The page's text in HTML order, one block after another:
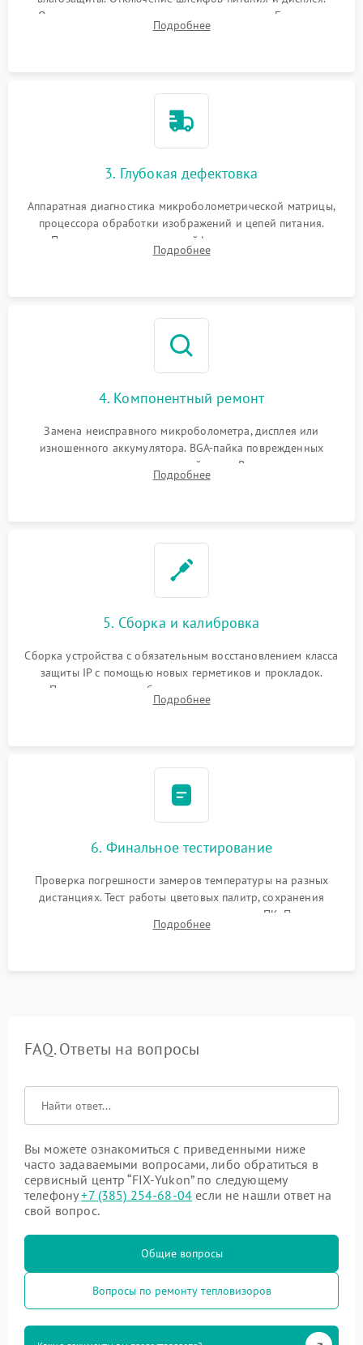
Очистка внутренних плат от окислов и пыли. Бережная
обработка германиевого объектива специализированными
Подробнее
3. Глубокая дефектовка
Аппаратная диагностика микроболометрической матрицы,
процессора обработки изображений и цепей питания.
Проверка целостности шлейфов, модуля памяти и
интерфейсов связи. Выявление сгоревших SMD-компонентов
Подробнее
4. Компонентный ремонт
Замена неисправного микроболометра, дисплея или
изношенного аккумулятора. BGA-пайка поврежденных
контроллеров на материнской плате. Восстановление
разъемов и кнопок, замена поврежденных элементов
Подробнее
5. Сборка и калибровка
Сборка устройства с обязательным восстановлением класса
защиты IP с помощью новых герметиков и прокладок.
Программная калибровка матрицы по эталонному
абсолютно черному телу для точного измерения температур.
Подробнее
6. Финальное тестирование
Проверка погрешности замеров температуры на разных
дистанциях. Тест работы цветовых палитр, сохранения
термограмм в память и передачи данных на ПК. Проверка
автономности работы и итоговый контроль качества.
Подробнее
FAQ. Ответы на вопросы
Вы можете ознакомиться с приведенными ниже
часто задаваемыми вопросами, либо обратиться в
сервисный центр “FIX-Yukon” по следующему
телефону+7 (385) 254-68-04 если не нашли ответ на
свой вопрос.
Общие вопросы
Вопросы по ремонту тепловизоров